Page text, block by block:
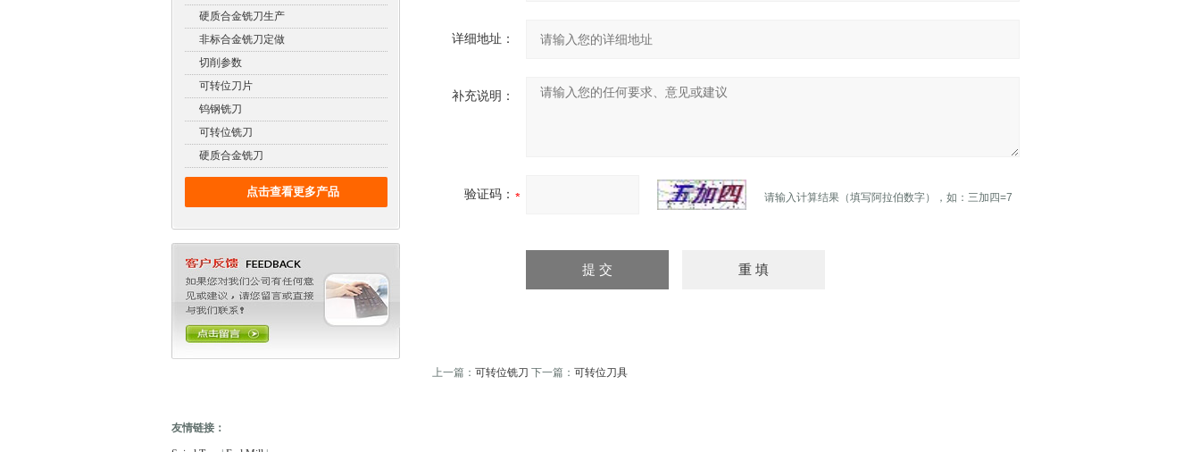
硬质合金铣刀生产
非标合金铣刀定做
切削参数
可转位刀片
钨钢铣刀
可转位铣刀
硬质合金铣刀
点击查看更多产品
详细地址：
补充说明：
验证码： 请输入计算结果（填写阿拉伯数字），如：三加四=7
上一篇： 可转位铣刀 下一篇： 可转位刀具
友情链接：
电缆故障测试仪